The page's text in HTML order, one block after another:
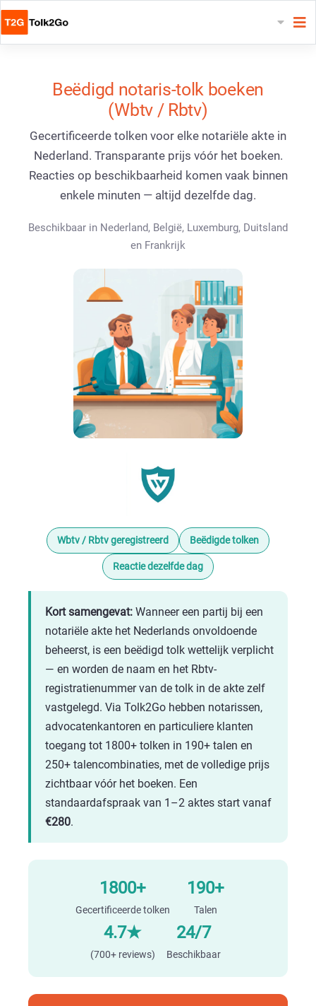
Beëdigd notaris-tolk boeken
(Wbtv / Rbtv)
Gecertificeerde tolken voor elke notariële akte in
Nederland. Transparante prijs vóór het boeken.
Reacties op beschikbaarheid komen vaak binnen
enkele minuten — altijd dezelfde dag.
Beschikbaar in Nederland, België, Luxemburg, Duitsland
en Frankrijk
Wbtv / Rbtv geregistreerd Beëdigde tolken
Reactie dezelfde dag
Kort samengevat: Wanneer een partij bij een
notariële akte het Nederlands onvoldoende
beheerst, is een beëdigd tolk wettelijk verplicht
— en worden de naam en het Rbtv-
registratienummer van de tolk in de akte zelf
vastgelegd. Via Tolk2Go hebben notarissen,
advocatenkantoren en particuliere klanten
toegang tot 1800+ tolken in 190+ talen en
250+ talencombinaties, met de volledige prijs
zichtbaar vóór het boeken. Een
standaardafspraak van 1–2 aktes start vanaf
€280.
1800+
Gecertificeerde tolken
190+
Talen
4.7★
(700+ reviews)
24/7
Beschikbaar